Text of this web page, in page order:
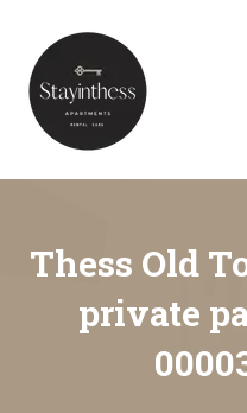
contentStay in
Thess
Apartments
and
Rental
Cars
Thess Old
private